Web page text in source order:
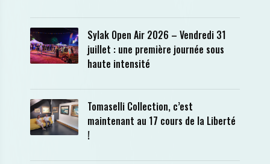
Sylak Open Air 2026 – Vendredi 31
juillet : une première journée sous
haute intensité
Tomaselli Collection, c’est
maintenant au 17 cours de la Liberté
!